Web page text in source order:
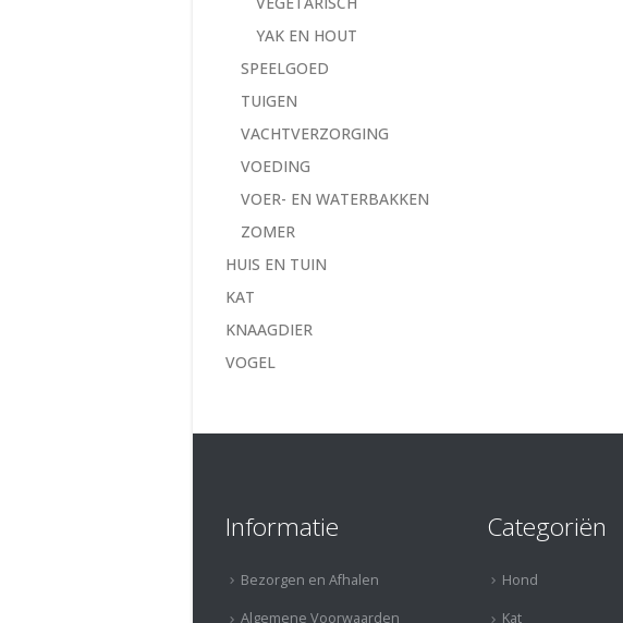
YAK EN HOUT
SPEELGOED
TUIGEN
VACHTVERZORGING
VOEDING
VOER- EN WATERBAKKEN
ZOMER
HUIS EN TUIN
KAT
KNAAGDIER
VOGEL
Informatie
Bezorgen en Afhalen
Algemene Voorwaarden
Categoriën
Hond
Kat